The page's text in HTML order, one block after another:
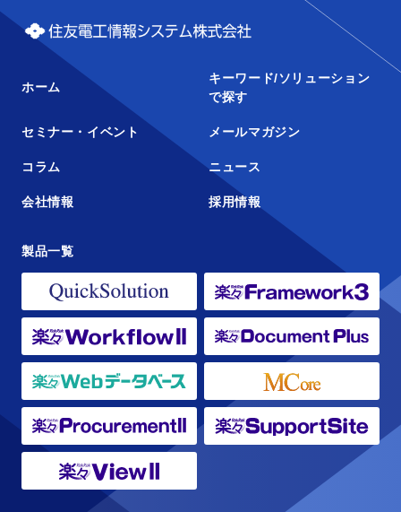
ホーム
キーワード/ソリューション
で探す
セミナー・イベント メールマガジン
コラム ニュース
会社情報 採用情報
製品一覧